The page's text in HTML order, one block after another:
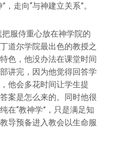
，走向“与神建立关系”。
服侍重心放在神学院的
道尔学院最出色的教授之
色，他没办法在课堂时间
讲完，因为他觉得回答学
他会多花时间让学生提
案是怎么来的。同时他很
在“教神学”，只是满足知
导预备进入教会以生命服